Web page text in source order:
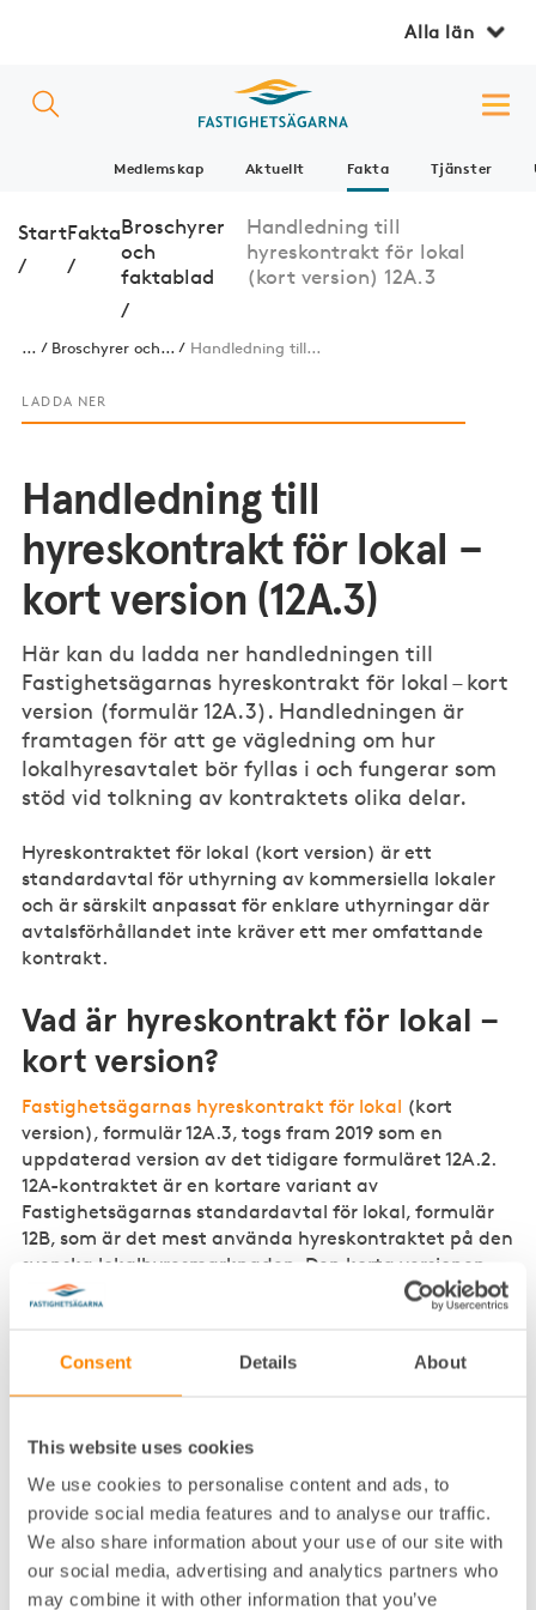
Consent Details About
This website uses cookies
We use cookies to personalise content and ads, to
provide social media features and to analyse our traffic.
We also share information about your use of our site with
our social media, advertising and analytics partners who
may combine it with other information that you’ve
Alla län
Medlemskap Aktuellt Fakta Tjänster
Start
/
Fakta
/
Broschyrer
och
faktablad
/
Handledning till
hyreskontrakt för lokal
(kort version) 12A.3
... Broschyrer och... Handledning till...
LADDA NER
Handledning till
hyreskontrakt för lokal –
kort version (12A.3)
Här kan du ladda ner handledningen till
Fastighetsägarnas hyreskontrakt för lokal – kort
version (formulär 12A.3). Handledningen är
framtagen för att ge vägledning om hur
lokalhyresavtalet bör fyllas i och fungerar som
stöd vid tolkning av kontraktets olika delar.
Hyreskontraktet för lokal (kort version) är ett
standardavtal för uthyrning av kommersiella lokaler
och är särskilt anpassat för enklare uthyrningar där
avtalsförhållandet inte kräver ett mer omfattande
kontrakt.
Vad är hyreskontrakt för lokal –
kort version?
Fastighetsägarnas hyreskontrakt för lokal (kort
version), formulär 12A.3, togs fram 2019 som en
uppdaterad version av det tidigare formuläret 12A.2.
12A-kontraktet är en kortare variant av
Fastighetsägarnas standardavtal för lokal, formulär
12B, som är det mest använda hyreskontraktet på den
svenska lokalhyresmarknaden. Den korta versionen
innehåller färre avsnitt och kortare klausuler än 12B.3,
vilket gör avtalet enklare att använda vid mer
När används hyreskontrakt för
lokal (kort version)?
Hyreskontraktet är främst tänkt att användas vid
enklare uthyrningar av lokaler, till exempel:
uthyrning av mindre lokaler
kortare hyresavtal